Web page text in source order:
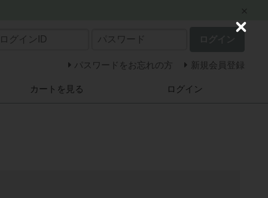
パスワードをお忘れの方 新規会員登録
カートを見る ログイン
C
s
e